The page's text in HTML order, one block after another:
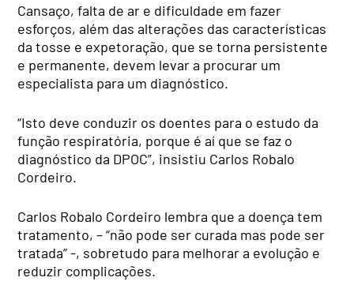
Cansaço, falta de ar e dificuldade em fazer
esforços, além das alterações das características
da tosse e expetoração, que se torna persistente
e permanente, devem levar a procurar um
especialista para um diagnóstico.
“Isto deve conduzir os doentes para o estudo da
função respiratória, porque é aí que se faz o
diagnóstico da DPOC”, insistiu Carlos Robalo
Cordeiro.
Carlos Robalo Cordeiro lembra que a doença tem
tratamento, – “não pode ser curada mas pode ser
tratada” -, sobretudo para melhorar a evolução e
reduzir complicações.